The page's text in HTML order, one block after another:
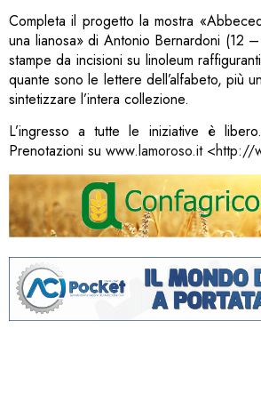
Completa il progetto la mostra
una lianosa» di Antonio Bernardoni (12
stampe da incisioni su linoleum
quante sono le lettere dell’alfabeto, più
sintetizzare l’intera collezione.
L’ingresso a tutte le iniziative è
Prenotazioni su www.lamoroso.it<http://